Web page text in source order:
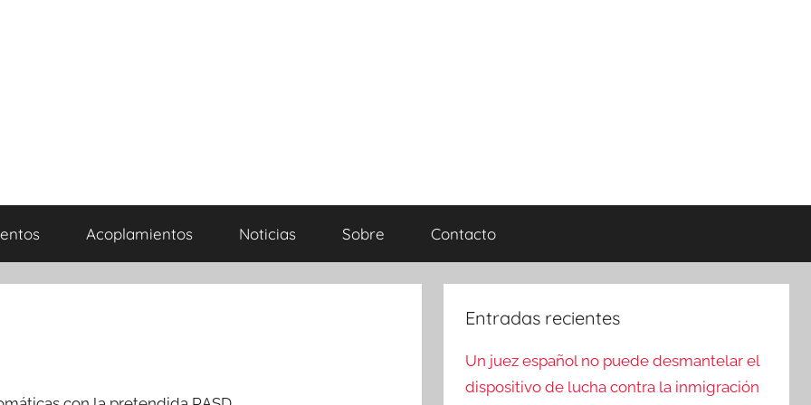
Acoplamientos Noticias Sobre Contacto
Entradas recientes
Un juez español no puede desmantelar el
dispositivo de lucha contra la inmigración